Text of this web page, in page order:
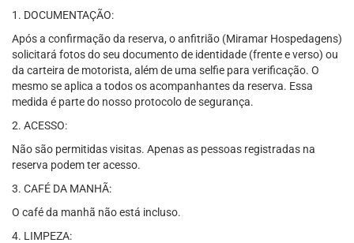
1. DOCUMENTAÇÃO:
Após a confirmação da reserva, o anfitrião (Miramar Hospedagens)
solicitará fotos do seu documento de identidade (frente e verso) ou
da carteira de motorista, além de uma selfie para verificação. O
mesmo se aplica a todos os acompanhantes da reserva. Essa
medida é parte do nosso protocolo de segurança.
2. ACESSO:
Não são permitidas visitas. Apenas as pessoas registradas na
reserva podem ter acesso.
3. CAFÉ DA MANHÃ:
O café da manhã não está incluso.
4. LIMPEZA: